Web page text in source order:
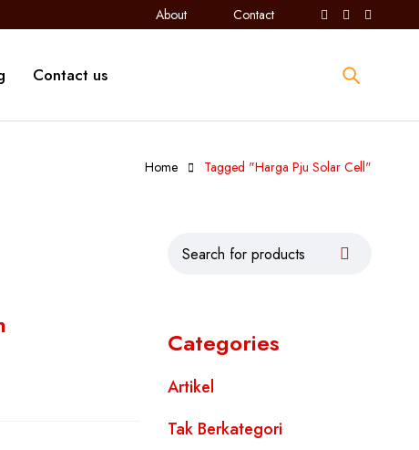
About Contact
Contact us
Home Tagged "Harga Pju Solar Cell"
Categories
Artikel
Tak Berkategori